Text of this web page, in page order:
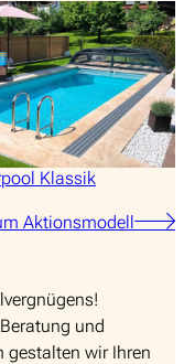
Klassik
Aktionsmodell
und
gestalten wir Ihren